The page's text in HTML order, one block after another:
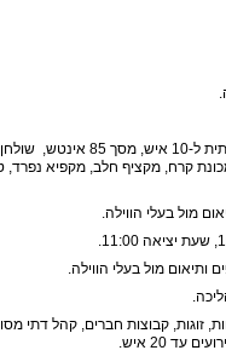
סלון עם פינת ישיבה
קרח, מקציף חלב, מקפיא
מול בעלי הווילה.
ותיאום מול בעלי הווילה.
זוגות, קבוצות חברים, קהל דתי